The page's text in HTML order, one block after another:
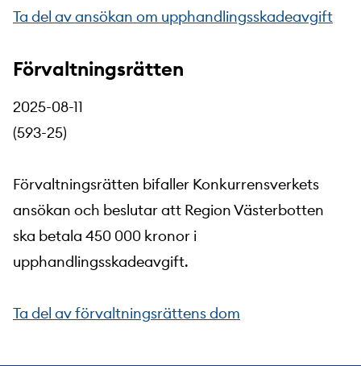
Ta del av ansökan om upphandlingsskadeavgift
Förvaltningsrätten
2025-08-11
(593-25)
Förvaltningsrätten bifaller Konkurrensverkets
ansökan och beslutar att Region Västerbotten
ska betala 450 000 kronor i
upphandlingsskadeavgift.
Ta del av förvaltningsrättens dom